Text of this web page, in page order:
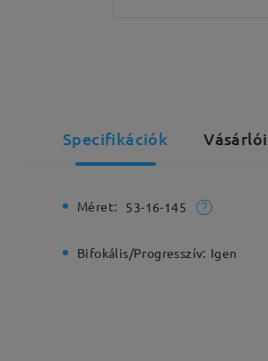
Specifikációk
Méret: 53-16-145
Bifokális/Progresszív: Igen